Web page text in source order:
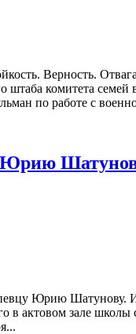
Верность.
комитета
по работе с
Юрию
Юрию
актовом зале